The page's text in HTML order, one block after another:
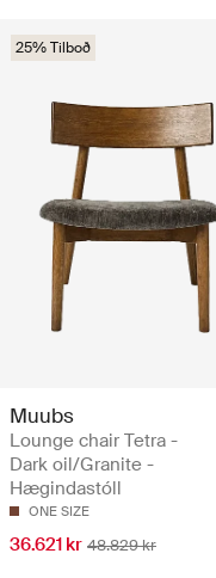
25% Tilboð
Muubs
Lounge chair Tetra -
Dark oil/Granite -
Hægindastóll
ONE SIZE
36.621 kr 48.829 kr